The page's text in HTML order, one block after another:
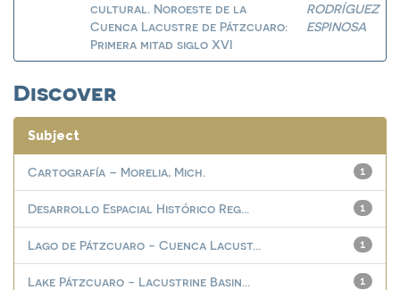
cultural. Noroeste de la
Cuenca Lacustre de Pátzcuaro:
Primera mitad siglo XVI
RODRÍGUEZ
ESPINOSA
Discover
Subject
1
Cartografía – Morelia, Mich.
1
Desarrollo Espacial Histórico Reg...
1
Lago de Pátzcuaro - Cuenca Lacust...
1
Lake Pátzcuaro - Lacustrine Basin...